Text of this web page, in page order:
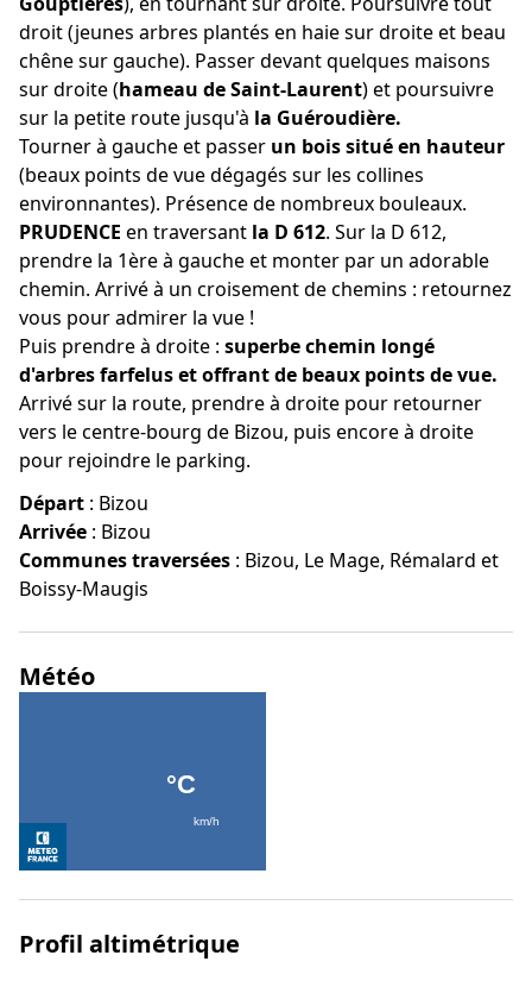
droit (jeunes arbres plantés en haie sur droite et beau
chêne sur gauche). Passer devant quelques maisons
sur droite (hameau de Saint-Laurent) et poursuivre
sur la petite route jusqu'à la Guéroudière.
Tourner à gauche et passer un bois situé en hauteur
(beaux points de vue dégagés sur les collines
environnantes). Présence de nombreux bouleaux.
PRUDENCE en traversant la D 612. Sur la D 612,
prendre la 1ère à gauche et monter par un adorable
chemin. Arrivé à un croisement de chemins : retournez
vous pour admirer la vue !
Puis prendre à droite : superbe chemin longé
d'arbres farfelus et offrant de beaux points de vue.
Arrivé sur la route, prendre à droite pour retourner
vers le centre-bourg de Bizou, puis encore à droite
pour rejoindre le parking.
Départ : Bizou
Arrivée : Bizou
Communes traversées : Bizou, Le Mage, Rémalard et
Boissy-Maugis
Météo
Profil altimétrique